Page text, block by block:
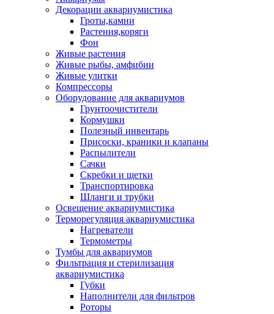
Декорации аквариумистика
Гроты,камни
Растения,коряги
Фон
Живые растения
Живые рыбы, амфибии
Живые улитки
Компрессоры
Оборудование для аквариумов
Грунтоочистители
Кормушки
Полезный инвентарь
Присоски, краники и клапаны
Распылители
Сачки
Скребки и щетки
Транспортировка
Шланги и трубки
Освещение аквариумистика
Терморегуляция аквариумистика
Нагреватели
Термометры
Тумбы для аквариумов
Фильтрация и стерилизация
аквариумистика
Губки
Наполнители для фильтров
Роторы